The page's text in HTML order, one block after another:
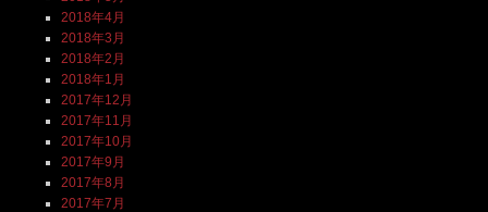
2018年4月
2018年3月
2018年2月
2018年1月
2017年12月
2017年11月
2017年10月
2017年9月
2017年8月
2017年7月